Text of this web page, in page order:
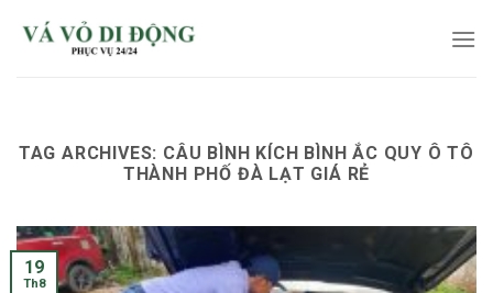
TAG ARCHIVES: CÂU BÌNH KÍCH BÌNH ẮC QUY Ô TÔ
THÀNH PHỐ ĐÀ LẠT GIÁ RẺ
19
Th8